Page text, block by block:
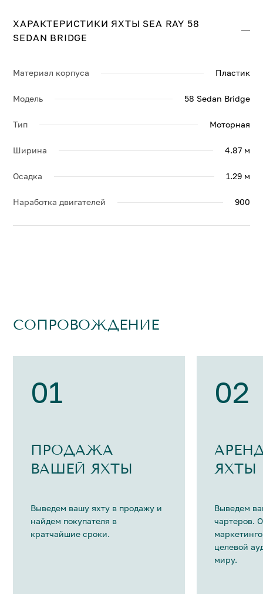
ХАРАКТЕРИСТИКИ ЯХТЫ SEA RAY 58
SEDAN BRIDGE
Материал корпуса Пластик
Модель 58 Sedan Bridge
Тип Моторная
Ширина 4.87 м
Осадка 1.29 м
Наработка двигателей 900
СОПРОВОЖДЕНИЕ
01
ПРОДАЖА
ВАШЕЙ ЯХТЫ
Выведем вашу яхту в продажу и
найдем покупателя в
кратчайшие сроки.
02
ЯХТЫ
Выведем
чартеров.
целевой
миру.